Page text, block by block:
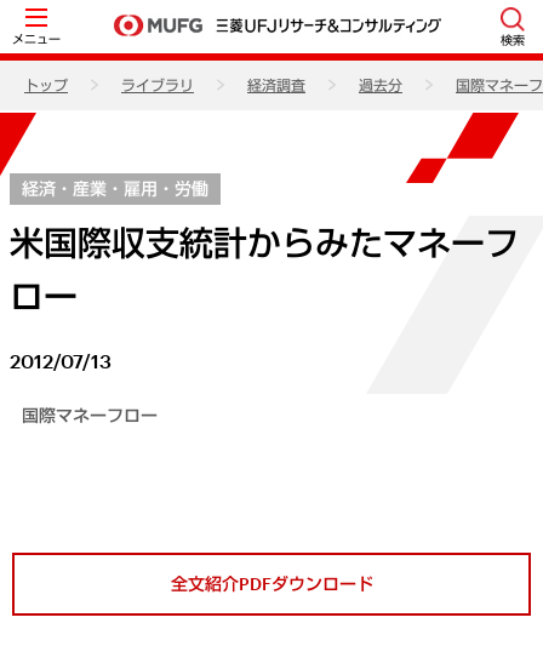
メニュー 検索
トップ ライブラリ 経済調査 過去分 国際マネー
経済・産業・雇用・労働
米国際収支統計からみたマネーフ
ロー
2012/07/13
国際マネーフロー
全文紹介PDFダウンロード